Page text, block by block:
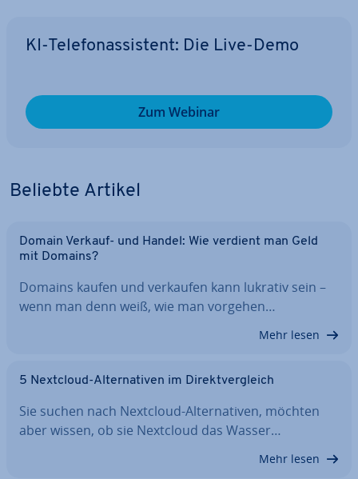
KI-Te­le­fon­as­sis­tent: Die Live-Demo
Zum Webinar
Beliebte Artikel
Domain Verkauf- und Handel: Wie verdient man Geld
mit Domains?
Domains kaufen und verkaufen kann lukrativ sein –
wenn man denn weiß, wie man vorgehen…
Mehr lesen
5 Nextcloud-Al­ter­na­ti­ven im Di­rekt­ver­gleich
Sie suchen nach Nextcloud-Al­ter­na­ti­ven, möchten
aber wissen, ob sie Nextcloud das Wasser…
Mehr lesen